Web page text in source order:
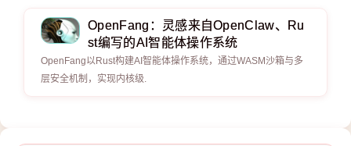
OpenFang：灵感来自OpenClaw、Ru
st编写的AI智能体操作系统
OpenFang以Rust构建AI智能体操作系统，通过WASM沙箱与多
层安全机制，实现内核级.